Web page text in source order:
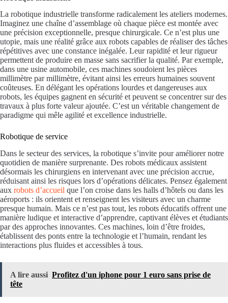
La robotique industrielle transforme radicalement les ateliers modernes.
Imaginez une chaîne d’assemblage où chaque pièce est montée avec
une précision exceptionnelle, presque chirurgicale. Ce n’est plus une
utopie, mais une réalité grâce aux robots capables de réaliser des tâches
répétitives avec une constance inégalée. Leur rapidité et leur rigueur
permettent de produire en masse sans sacrifier la qualité. Par exemple,
dans une usine automobile, ces machines soudoient les pièces
millimètre par millimètre, évitant ainsi les erreurs humaines souvent
coûteuses. En délégant les opérations lourdes et dangereuses aux
robots, les équipes gagnent en sécurité et peuvent se concentrer sur des
travaux à plus forte valeur ajoutée. C’est un véritable changement de
paradigme qui mêle agilité et excellence industrielle.
Robotique de service
Dans le secteur des services, la robotique s’invite pour améliorer notre
quotidien de manière surprenante. Des robots médicaux assistent
désormais les chirurgiens en intervenant avec une précision accrue,
réduisant ainsi les risques lors d’opérations délicates. Pensez également
aux robots d’accueil que l’on croise dans les halls d’hôtels ou dans les
aéroports : ils orientent et renseignent les visiteurs avec un charme
presque humain. Mais ce n’est pas tout, les robots éducatifs offrent une
manière ludique et interactive d’apprendre, captivant élèves et étudiants
par des approches innovantes. Ces machines, loin d’être froides,
établissent des ponts entre la technologie et l’humain, rendant les
interactions plus fluides et accessibles à tous.
A lire aussi Profitez d'un iphone pour 1 euro sans prise de
tête